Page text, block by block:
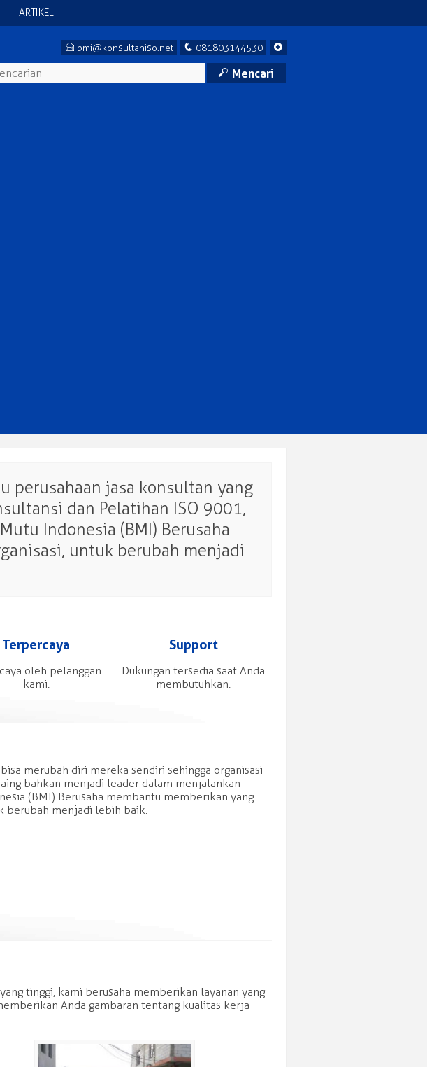
ARTIKEL
+
q 081803144530
E bmi@konsultaniso.net
M Mencari
perusahaan jasa konsultan yang
dan Pelatihan ISO 9001,
Indonesia (BMI) Berusaha
untuk berubah menjadi
Terpercaya
oleh pelanggan
kami.
Support
Dukungan tersedia saat Anda
membutuhkan.
merubah diri mereka sendiri sehingga organisasi
bahkan menjadi leader dalam menjalankan
(BMI) Berusaha membantu memberikan yang
berubah menjadi lebih baik.
tinggi, kami berusaha memberikan layanan yang
Anda gambaran tentang kualitas kerja